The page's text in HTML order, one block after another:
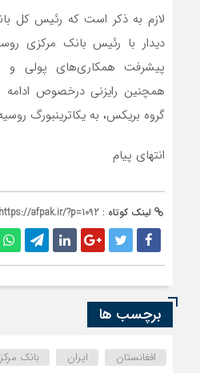
لازم به ذکر است که رئیس کل
دیدار با رئیس بانک مرکزی
پیشرفت همکاری‌های پولی و
همچنین رایزنی درخصوص
گروه بریکس، به یکاترینبورگ
انتهای پیام
لینک کوتاه : https://afpak.ir/?p=1092
برچسب ها
افغانستان ایران بانک